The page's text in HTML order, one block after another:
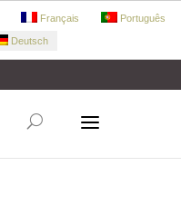
Français Português
Deutsch